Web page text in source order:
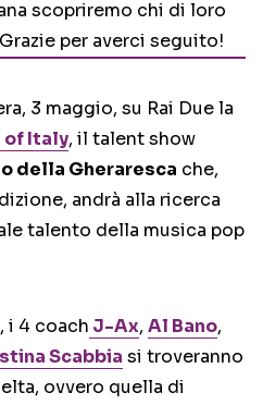
scopriremo chi di loro
per averci seguito!
3 maggio, su Rai Due la
of Italy, il talent show
della Gheraresca che,
andrà alla ricerca
talento della musica pop
i 4 coach J-Ax, Al Bano,
Scabbia si troveranno
ovvero quella di